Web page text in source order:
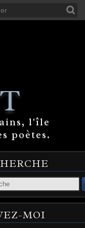
l'île
poètes.
MOI